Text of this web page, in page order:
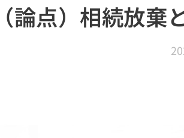
（論点）相続放